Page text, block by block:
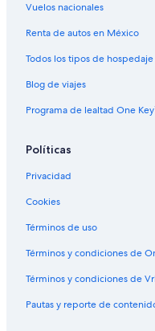
Hoteles de ski en New
Hoteles en New London
Castillos en Región de
Hoteles baratos en Región
Cabañas en Wilmot
Hoteles con hidromasaje en
Hoteles en Wilmot
Vuelos nacionales
Renta de autos en México
Todos los tipos de hospedaje
Blog de viajes
Programa de lealtad One
Políticas
Privacidad
Cookies
Términos de uso
Términos y condiciones de
Términos y condiciones de
Pautas y reporte de